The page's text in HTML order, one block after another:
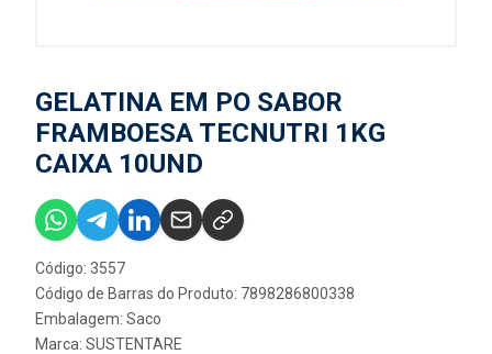
GELATINA EM PO SABOR
FRAMBOESA TECNUTRI 1KG
CAIXA 10UND
Código: 3557
Código de Barras do Produto: 7898286800338
Embalagem: Saco
Marca: SUSTENTARE